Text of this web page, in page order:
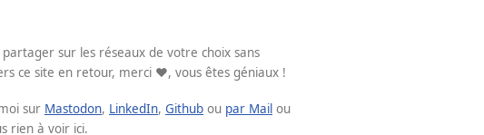
partager sur les réseaux de votre choix sans
ce site en retour, merci ❤️, vous êtes géniaux !
sur Mastodon, LinkedIn, Github ou par Mail ou
rien à voir ici.